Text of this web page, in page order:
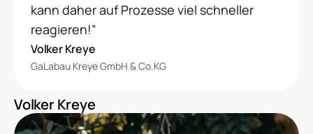
kann daher auf Prozesse viel schneller
reagieren!”
Volker Kreye
GaLabau Kreye GmbH & Co.KG
Volker Kreye